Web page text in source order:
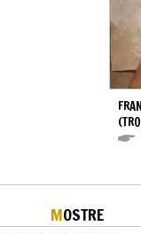
MOSTRE